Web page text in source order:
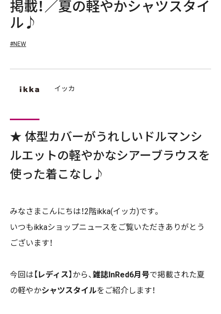
掲載！／夏の軽やかシャツスタイ
ル♪
#NEW
イッカ
★ 体型カバーがうれしいドルマンシ
ルエットの軽やかなシアーブラウスを
使った着こなし♪
みなさまこんにちは！2階ikka(イッカ)です。
いつもikkaショップニュースをご覧いただきありがとう
ございます！
今回は【 レディス】から、 雑誌InRed6月号で掲載された夏
の軽やかシャツスタイルをご紹介します！